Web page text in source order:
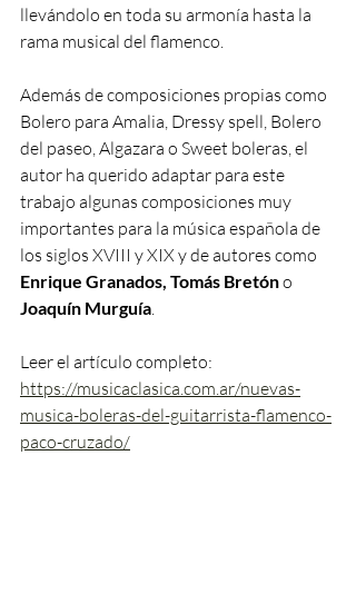
llevándolo en toda su armonía hasta la
rama musical del flamenco.
Además de composiciones propias como
Bolero para Amalia, Dressy spell, Bolero
del paseo, Algazara o Sweet boleras, el
autor ha querido adaptar para este
trabajo algunas composiciones muy
importantes para la música española de
los siglos XVIII y XIX y de autores como
Enrique Granados, Tomás Bretón o
Joaquín Murguía.
Leer el artículo completo:
https://musicaclasica.com.ar/nuevas-
musica-boleras-del-guitarrista-flamenco-
paco-cruzado/